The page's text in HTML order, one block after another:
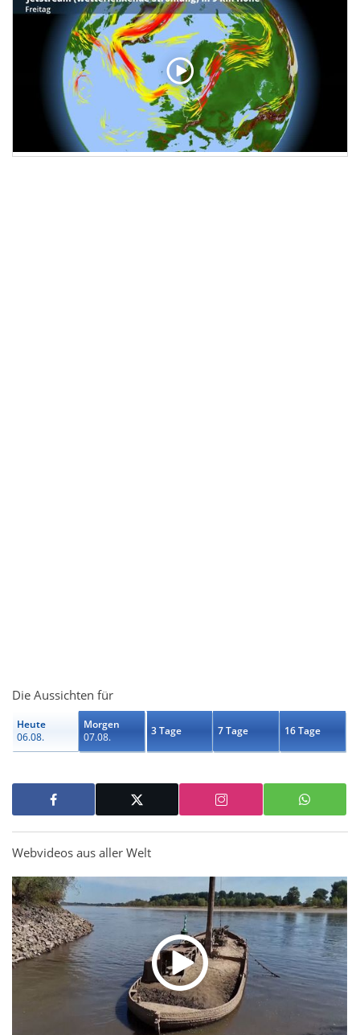
Die Aussichten für
Heute
06.08.
Morgen
07.08.
3 Tage 7 Tage 16 Tage
Webvideos aus aller Welt